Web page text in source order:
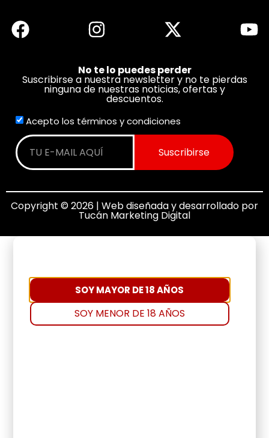
No te lo puedes perder
Suscribirse a nuestra newsletter y no te pierdas
ninguna de nuestras noticias, ofertas y
descuentos.
Acepto los términos y condiciones
Suscribirse
Copyright © 2026 | Web diseñada y desarrollado por
Tucán Marketing Digital
SOY MAYOR DE 18 AÑOS
SOY MENOR DE 18 AÑOS